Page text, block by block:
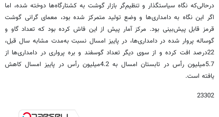
درحالی‌که نگاه سیاستگذار و تنظیم‌گر بازار گوشت به کشتارگاه‌ها دوخته شده، اما
اگر این نگاه به دامداری‌ها و وضع تولید متمرکز شده بود، معمای گرانی گوشت
قرمز قابل پیش‌بینی بود. مرکز آمار پیش از این فاش کرده بود که تعداد گاو و
گوساله پروار شده در دامداری‌ها، در پاییز امسال نسبت به‌مدت مشابه سال قبل،
22درصد افت کرده و از سوی دیگر تعداد گوسفند و بره پرواری در دامداری‌ها از
5.7میلیون رأس در تابستان امسال به 4.2میلیون رأس در پاییز امسال کاهش
یافته است.
23302